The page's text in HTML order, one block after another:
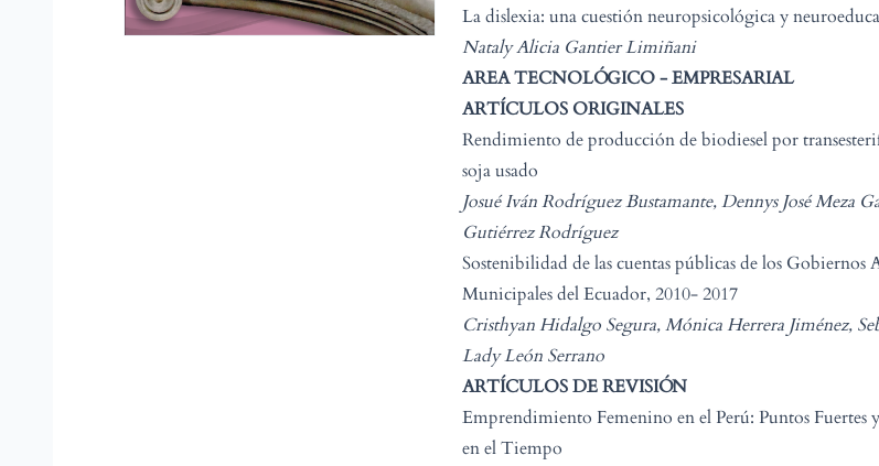
La dislexia: una cuestión neuropsicológica y
Nataly Alicia Gantier Limiñani
AREA TECNOLÓGICO - EMPRESARIAL
ARTÍCULOS ORIGINALES
Rendimiento de producción de biodiesel por
soja usado
Josué Iván Rodríguez Bustamante, Dennys José Meza
Gutiérrez Rodríguez
Sostenibilidad de las cuentas públicas de los Gobiernos
Municipales del Ecuador, 2010- 2017
Cristhyan Hidalgo Segura, Mónica Herrera Jiménez,
Lady León Serrano
ARTÍCULOS DE REVISIÓN
Emprendimiento Femenino en el Perú: Puntos Fuertes
en el Tiempo